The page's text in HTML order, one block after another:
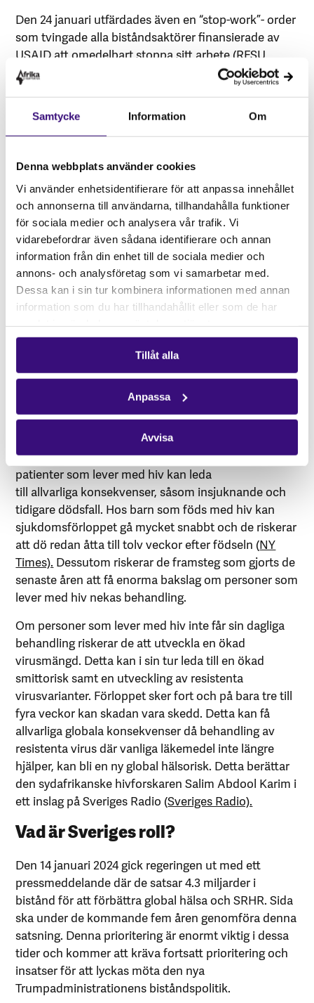
Samtycke Information Om
Denna webbplats använder cookies
Vi använder enhetsidentifierare för att anpassa innehållet
och annonserna till användarna, tillhandahålla funktioner
för sociala medier och analysera vår trafik. Vi
vidarebefordrar även sådana identifierare och annan
information från din enhet till de sociala medier och
annons- och analysföretag som vi samarbetar med.
Dessa kan i sin tur kombinera informationen med annan
information som du har tillhandahållit eller som de har
Tillåt alla
Anpassa
Avvisa
Den 24 januari utfärdades även en “stop-work”- order
som tvingade alla biståndsaktörer finansierade av
USAID att omedelbart stoppa sitt arbete (RFSU
Reuters
). Sen dess är organisationerna juridiskt
skyldiga att invänta individuella godkännanden för
därefter, den 4 februari, meddelades att all
direktanställd USAID-personal skulle placeras på
administrativ ledighet och att de utlandsstationerade
arbetarna uppmanades att återvända till USA inom
30 dagar (Reuters).En domstol har lyckats stoppa
ordern och utfärdat ett tillfälligt beslut om att
“tjänstledig” personal kan återgå till jobbet
åtminstone till den 21 februari, men framtiden för
organisationer i behov av USAID är fortfarande
osäker ( Forbes,NY Times).
PEPFAR och riskerna vid
utebliven hivbehandling
Ett av de program som påverkas av frysningen av
amerikanskt bistånd är President’s Emergency Plan
for AIDS Relief (PEPFAR), världens största
hälsoprogram som uppskattningsvis har räddat 25
miljoner liv, varav 5.5 miljoner barn, i 50 olika länder
(Aljazeera).Frysningen av bistånd genom USAID till
patienter som lever med hiv kan leda
till allvarliga konsekvenser, såsom insjuknande och
tidigare dödsfall. Hos barn som föds med hiv kan
sjukdomsförloppet gå mycket snabbt och de riskerar
att dö redan åtta till tolv veckor efter födseln (NY
Times). Dessutom riskerar de framsteg som gjorts de
senaste åren att få enorma bakslag om personer som
lever med hiv nekas behandling.
Om personer som lever med hiv inte får sin dagliga
behandling riskerar de att utveckla en ökad
virusmängd. Detta kan i sin tur leda till en ökad
smittorisk samt en utveckling av resistenta
virusvarianter. Förloppet sker fort och på bara tre till
fyra veckor kan skadan vara skedd. Detta kan få
allvarliga globala konsekvenser då behandling av
resistenta virus där vanliga läkemedel inte längre
hjälper, kan bli en ny global hälsorisk. Detta berättar
den sydafrikanske hivforskaren Salim Abdool Karim i
ett inslag på Sveriges Radio (Sveriges Radio).
Vad är Sveriges roll?
Den 14 januari 2024 gick regeringen ut med ett
pressmeddelande där de satsar 4.3 miljarder i
bistånd för att förbättra global hälsa och SRHR. Sida
ska under de kommande fem åren genomföra denna
satsning. Denna prioritering är enormt viktig i dessa
tider och kommer att kräva fortsatt prioritering och
insatser för att lyckas möta den nya
Trumpadministrationens biståndspolitik.